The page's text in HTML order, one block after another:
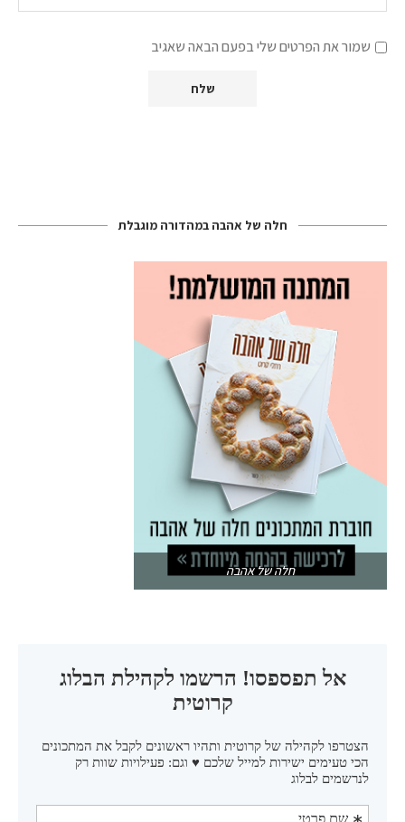
שמור את הפרטים שלי בפעם הבאה שאגיב
חלה של אהבה במהדורה מוגבלת
חלה של אהבה